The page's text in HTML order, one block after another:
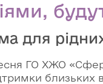
для
ГО ХЖО
близьких